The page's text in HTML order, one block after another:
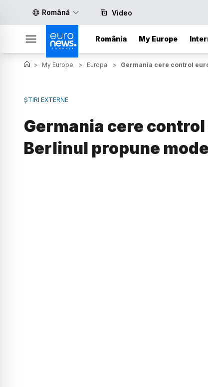
Română Video
România My Europe
> My Europe > Europa > Germania cere control
ȘTIRI EXTERNE
Germania cere
Berlinul propune